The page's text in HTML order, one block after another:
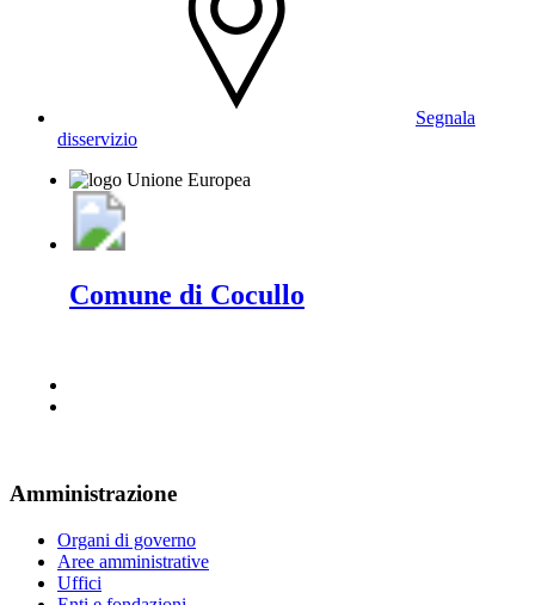
Segnala
disservizio
Comune di Cocullo
Amministrazione
Organi di governo
Aree amministrative
Uffici